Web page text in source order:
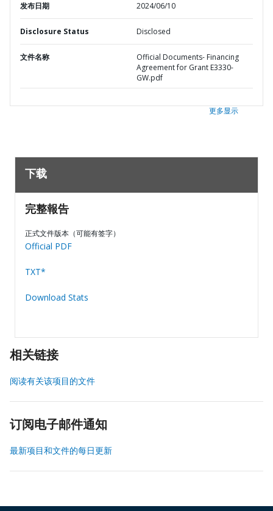
发布日期 2024/06/10
Disclosure Status Disclosed
文件名称
Official Documents- Financing
Agreement for Grant E3330-
GW.pdf
更多显示
下载
完整報告
正式文件版本（可能有签字）
Official PDF
TXT*
Download Stats
相关链接
阅读有关该项目的文件
订阅电子邮件通知
最新项目和文件的每日更新